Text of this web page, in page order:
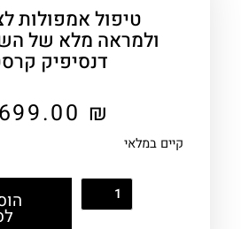
טיפול אמפולות
ולמראה מלא של
דנסיפיק
699.00 ₪
קיים במלאי